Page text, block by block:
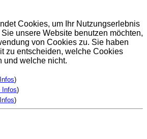
Cookies, um Ihr Nutzungserlebnis
unsere Website benutzen möchten,
von Cookies zu. Sie haben
zu entscheiden, welche Cookies
und welche nicht.
)
Infos)
)